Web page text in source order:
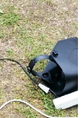
со
«электрическим
а просто